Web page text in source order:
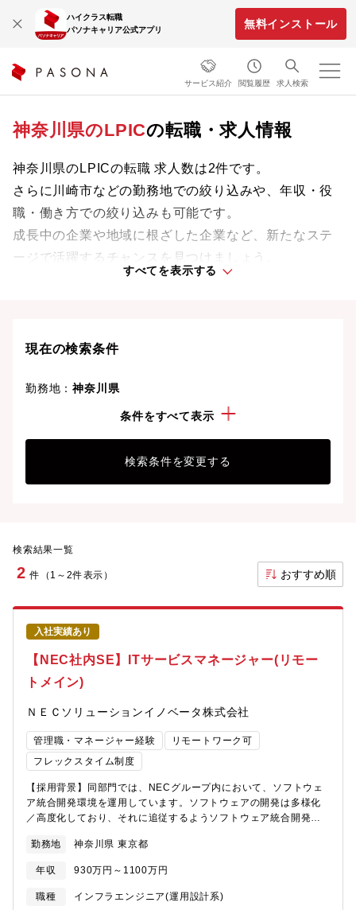
ハイクラス転職
パソナキャリア公式アプリ
無料インストール
サービス紹介 閲覧履歴 求人検索
神奈川県のLPICの転職・求人情報
神奈川県のLPICの転職 求人数は2件です。
さらに川崎市などの勤務地での絞り込みや、年収・役
職・働き方での絞り込みも可能です。
成長中の企業や地域に根ざした企業など、新たなステ
ージで活躍するチャンスを見つけましょう。
神奈川県の転職事情、UIターン情報は
すべてを表示する
現在の検索条件
勤務地：神奈川県
条件をすべて表示
検索条件を変更する
検索結果一覧
2 件（1～2件表示） おすすめ順
入社実績あり
【NEC社内SE】ITサービスマネージャー(リモー
トメイン)
ＮＥＣソリューションイノベータ株式会社
管理職・マネージャー経験
リモートワーク可
フレックスタイム制度
【採用背景】同部門では、NECグループ内において、ソフトウェ
ア統合開発環境を運用しています。ソフトウェアの開発は多様化
／高度化しており、それに追従するようソフトウェア統合開発環
Azure）、オンプレミス環境下のソフトウェア開発支援サービスの
提供を通じて、事業拡大を目指したいという想いから、採用を実
施いたします。【業務内容】NECグループのシステム・インテグ
レーション事業を支えるソフトウェア統合開発環境のマネージャ
勤務地 神奈川県 東京都
年収 930万円～1100万円
職種
インフラエンジニア(運用設計系)